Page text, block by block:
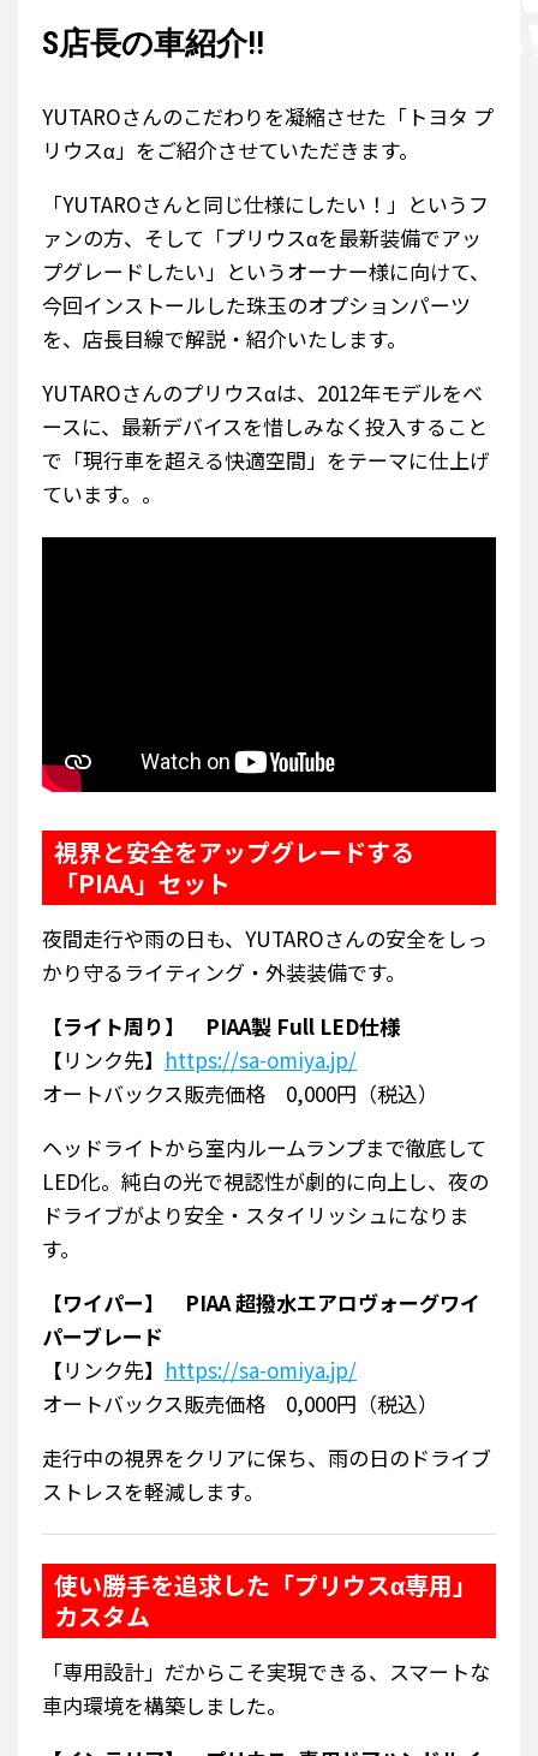
S店長の車紹介!!
YUTAROさんのこだわりを凝縮させた「トヨタ プ
リウスα」をご紹介させていただきます。
「YUTAROさんと同じ仕様にしたい！」というフ
ァンの方、そして「プリウスαを最新装備でアッ
プグレードしたい」というオーナー様に向けて、
今回インストールした珠玉のオプションパーツ
を、店長目線で解説・紹介いたします。
YUTAROさんのプリウスαは、2012年モデルをベ
ースに、最新デバイスを惜しみなく投入すること
で「現行車を超える快適空間」をテーマに仕上げ
ています。。
視界と安全をアップグレードする
「PIAA」セット
夜間走行や雨の日も、YUTAROさんの安全をしっ
かり守るライティング・外装装備です。
【ライト周り】 PIAA製 Full LED仕様
【リンク先】 https://sa-omiya.jp/
オートバックス販売価格 0,000円（税込）
ヘッドライトから室内ルームランプまで徹底して
LED化。純白の光で視認性が劇的に向上し、夜の
ドライブがより安全・スタイリッシュになりま
す。
【ワイパー】 PIAA 超撥水エアロヴォーグワイ
パーブレード
【リンク先】 https://sa-omiya.jp/
オートバックス販売価格 0,000円（税込）
走行中の視界をクリアに保ち、雨の日のドライブ
ストレスを軽減します。
使い勝手を追求した「プリウスα専用」
カスタム
「専用設計」だからこそ実現できる、スマートな
車内環境を構築しました。